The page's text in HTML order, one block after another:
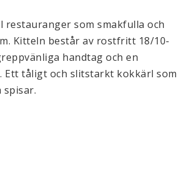
restauranger som smakfulla och
Kitteln består av rostfritt 18/10-
handtag och en
Ett tåligt och slitstarkt kokkärl som